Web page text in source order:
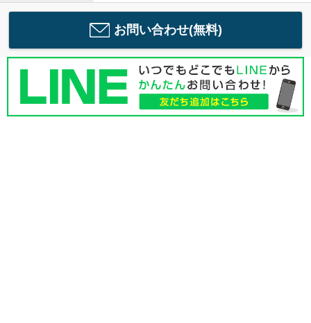
お問い合わせ(無料)